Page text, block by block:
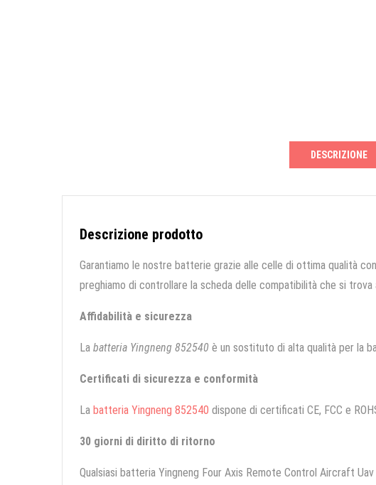
DESCRIZIONE
Descrizione prodotto
Garantiamo le nostre batterie grazie alle celle di ottima qualità
preghiamo di controllare la scheda delle compatibilità che si
Affidabilità e sicurezza
La batteria Yingneng 852540 è un sostituto di alta qualità per la
Certificati di sicurezza e conformità
La batteria Yingneng 852540 dispone di certificati CE, FCC e
30 giorni di diritto di ritorno
Qualsiasi batteria Yingneng Four Axis Remote Control Aircraft